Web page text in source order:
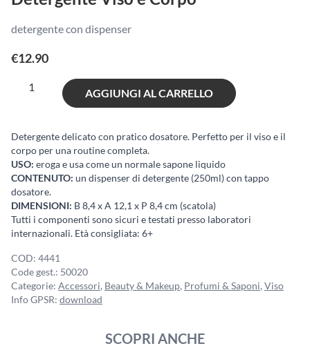
detergente con dispenser
€12.90
Detergente
Corpo
quantità
AGGIUNGI AL CARRELLO
Detergente delicato con pratico dosatore. Perfetto per il viso e il
corpo per una routine completa.
USO: eroga e usa come un normale sapone liquido
CONTENUTO: un dispenser di detergente (250ml) con tappo
dosatore.
DIMENSIONI: B 8,4 x A 12,1 x P 8,4 cm (scatola)
Tutti i componenti sono sicuri e testati presso laboratori
internazionali. Età consigliata: 6+
COD: 4441
Code gest.: 50020
Categorie: Accessori, Beauty & Makeup, Profumi & Saponi, Viso
Info GPSR: download
SCOPRI ANCHE